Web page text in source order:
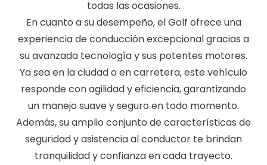
todas las ocasiones.
En cuanto a su desempeño, el Golf ofrece una
experiencia de conducción excepcional gracias a
su avanzada tecnología y sus potentes motores.
Ya sea en la ciudad o en carretera, este vehículo
responde con agilidad y eficiencia, garantizando
un manejo suave y seguro en todo momento.
Además, su amplio conjunto de características de
seguridad y asistencia al conductor te brindan
tranquilidad y confianza en cada trayecto.